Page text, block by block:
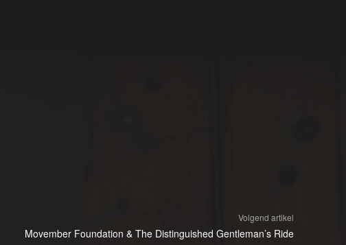
Volgend artikel
Movember Foundation & The Distinguished Gentleman’s Ride